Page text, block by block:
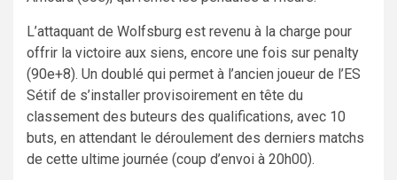
L’attaquant de Wolfsburg est revenu à la charge pour
offrir la victoire aux siens, encore une fois sur penalty
(90e+8). Un doublé qui permet à l’ancien joueur de l’ES
Sétif de s’installer provisoirement en tête du
classement des buteurs des qualifications, avec 10
buts, en attendant le déroulement des derniers matchs
de cette ultime journée (coup d’envoi à 20h00).